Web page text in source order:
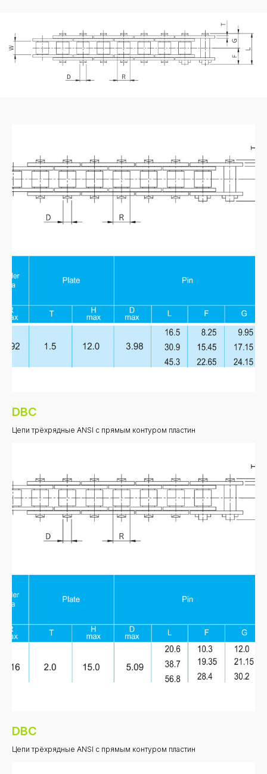
DBC
Цепи трёхрядные ANSI с прямым контуром пластин
DBC
Цепи трёхрядные ANSI с прямым контуром пластин